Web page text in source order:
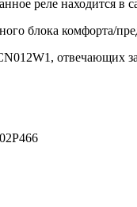
реле находится в
блока комфорта/
отвечающих